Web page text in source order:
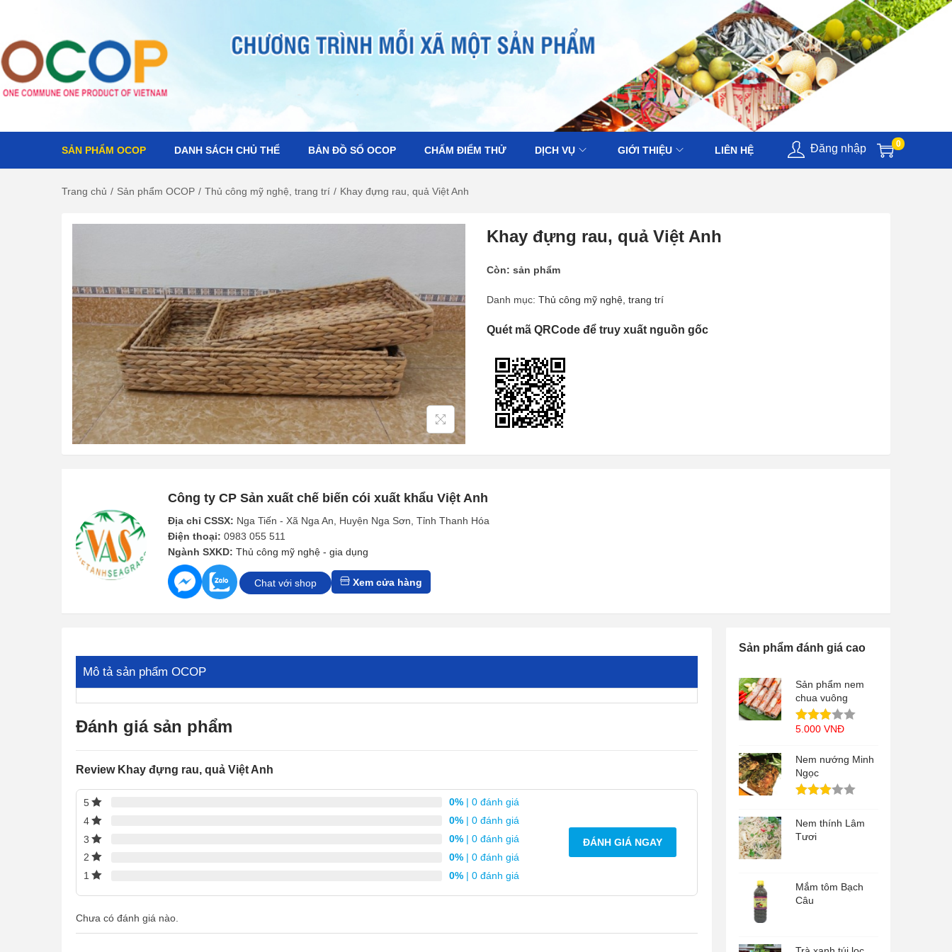
k
k
SẢN PHẨM OCOP DANH SÁCH CHỦ THỂ BẢN ĐỒ SỐ OCOP CHẤM ĐIỂM THỬ DỊCH VỤ GIỚI THIỆU LIÊN HỆ Đăng nhập 0
Trang chủ / Sản phẩm OCOP / Thủ công mỹ nghệ, trang trí / Khay đựng rau, quả Việt Anh
Khay đựng rau, quả Việt Anh
Còn: sản phẩm
Danh mục: Thủ công mỹ nghệ, trang trí
Quét mã QRCode để truy xuất nguồn gốc
Công ty CP Sản xuất chế biến cói xuất khẩu Việt Anh
Địa chỉ CSSX: Nga Tiến - Xã Nga An, Huyện Nga Sơn, Tỉnh Thanh Hóa
Điện thoại: 0983 055 511
Ngành SXKD: Thủ công mỹ nghệ - gia dụng
Chat với shop Xem cửa hàng
Mô tả sản phẩm OCOP
Đánh giá sản phẩm
Review Khay đựng rau, quả Việt Anh
5 0% | 0 đánh giá
4
0% | 0 đánh giá
3
0% | 0 đánh giá
2
0% | 0 đánh giá
1
0% | 0 đánh giá
ĐÁNH GIÁ NGAY
Chưa có đánh giá nào.
Sản phẩm đánh giá cao
Sản phẩm nem
chua vuông
5.000 VNĐ
Nem nướng Minh
Ngọc
Nem thính Lâm
Tươi
Mắm tôm Bạch
Câu